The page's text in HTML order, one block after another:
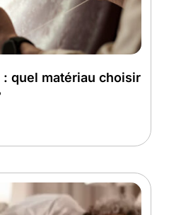
quel matériau choisir